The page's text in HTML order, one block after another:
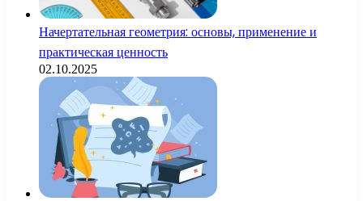
Начертательная геометрия: основы, применение и
практическая ценность
02.10.2025